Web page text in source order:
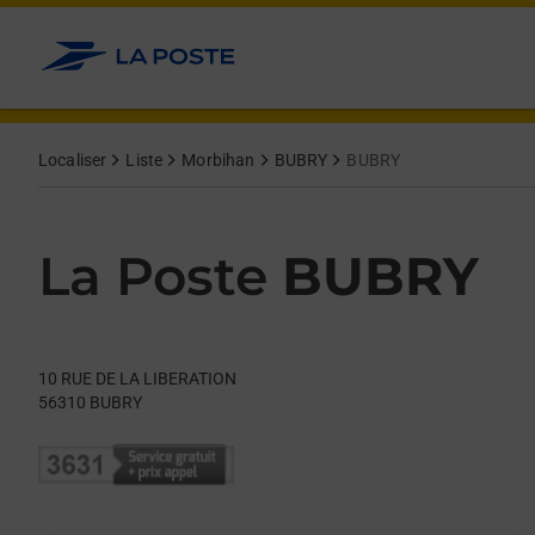
Allez au contenu
Localiser Liste Morbihan BUBRY BUBRY
La Poste BUBRY
10 RUE DE LA LIBERATION
56310 BUBRY
Day of the WeekHours
Get directions to La Poste at 10 RUE DE LA LIBERATION BUBRY,
lien s'ouvre dans un nouvel onglet